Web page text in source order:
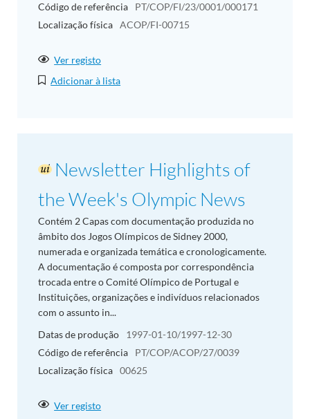
Código de referência
PT/COP/FI/23/0001/000171
Localização física ACOP/FI-00715
Ver registo
Adicionar à lista
Newsletter Highlights of
the Week's Olympic News
Contém 2 Capas com documentação produzida no
âmbito dos Jogos Olímpicos de Sidney 2000,
numerada e organizada temática e cronologicamente.
A documentação é composta por correspondência
trocada entre o Comité Olímpico de Portugal e
Instituições, organizações e indivíduos relacionados
com o assunto in...
Datas de produção
1997-01-10/1997-12-30
Código de referência
PT/COP/ACOP/27/0039
Localização física 00625
Ver registo